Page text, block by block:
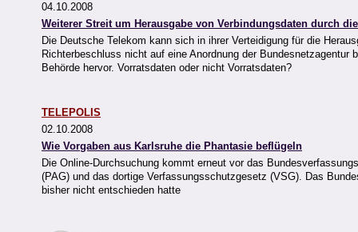
04.10.2008
Weiterer Streit um Herausgabe von Verbindungsdaten durch
Die Deutsche Telekom kann sich in ihrer Verteidigung für die
Richterbeschluss nicht auf eine Anordnung der
Behörde hervor. Vorratsdaten oder nicht Vorratsdaten?
TELEPOLIS
02.10.2008
Wie Vorgaben aus Karlsruhe die Phantasie beflügeln
Die Online-Durchsuchung kommt erneut vor das
(PAG) und das dortige Verfassungsschutzgesetz (VSG). Das
bisher nicht entschieden hatte